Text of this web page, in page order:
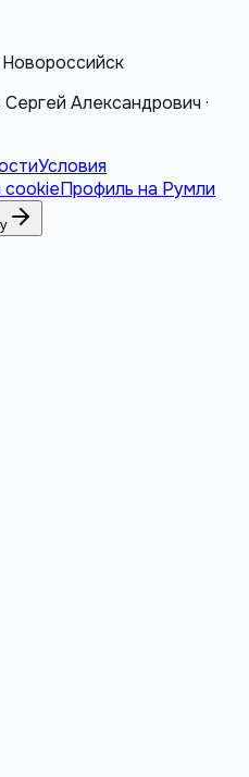
Новороссийск
Александрович ·
Условия
cookieПрофиль на Румли